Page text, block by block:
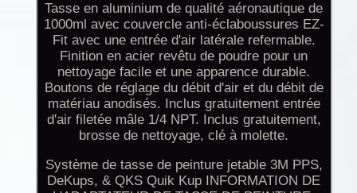
Tasse en aluminium de qualité aéronautique de
1000ml avec couvercle anti-éclaboussures EZ-
Fit avec une entrée d'air latérale refermable.
Finition en acier revêtu de poudre pour un
nettoyage facile et une apparence durable.
Boutons de réglage du débit d'air et du débit de
matériau anodisés. Inclus gratuitement entrée
d'air filetée mâle 1/4 NPT. Inclus gratuitement,
brosse de nettoyage, clé à molette.
Système de tasse de peinture jetable 3M PPS,
DeKups, & QKS Quik Kup INFORMATION DE